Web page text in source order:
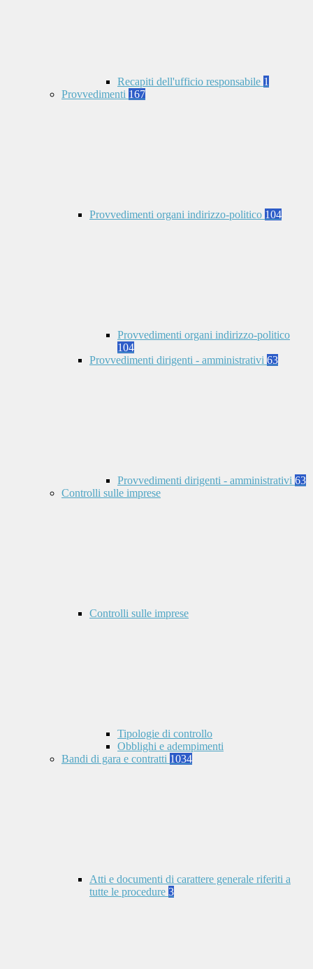
Recapiti dell'ufficio responsabile 1
Provvedimenti 167
Provvedimenti organi indirizzo-politico 104
Provvedimenti organi indirizzo-politico
104
Provvedimenti dirigenti - amministrativi 63
Provvedimenti dirigenti - amministrativi 63
Controlli sulle imprese
Controlli sulle imprese
Tipologie di controllo
Obblighi e adempimenti
Bandi di gara e contratti 1034
Atti e documenti di carattere generale riferiti a
tutte le procedure 3